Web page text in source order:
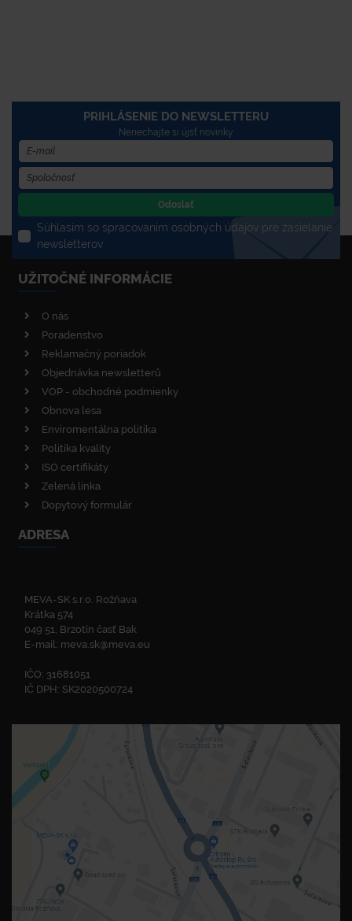
PRIHLÁSENIE DO NEWSLETTERU
Nenechajte si újsť novinky
Odoslať
Súhlasím so spracovaním osobných údajov pre zasielanie
newsletterov
UŽITOČNÉ INFORMÁCIE
O nás
Poradenstvo
Reklamačný poriadok
Objednávka newsletterů
VOP - obchodné podmienky
Obnova lesa
Enviromentálna politika
Politika kvality
ISO certifikáty
Zelená linka
Dopytový formulár
ADRESA
MEVA-SK s.r.o. Rožňava
Krátka 574
049 51, Brzotín časť Bak
E-mail: meva.sk@meva.eu
IČO: 31681051
IČ DPH: SK2020500724